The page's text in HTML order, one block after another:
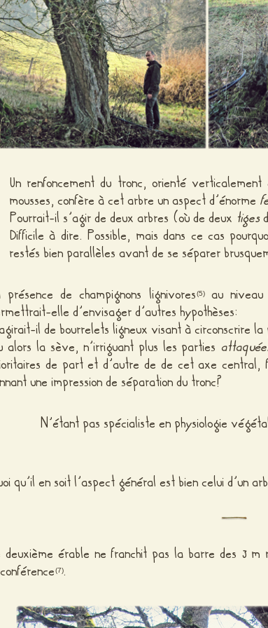
Un renfoncement du tronc, orienté
mousses, confère à cet arbre un aspect d’énorme
Pourrait-il s’agir de deux arbres (où de deux tiges
Difficile à dire. Possible, mais dans ce cas
restés bien parallèles avant de se séparer
présence de champignons lignivores(5)au
elle d’envisager d’autres hypothèses:
il de bourrelets ligneux visant à circonscrire la
alors la sève, n’irriguant plus les parties
de part et d’autre de de cet axe central,
une impression de séparation du tronc?
N’étant pas spécialiste en physiologie
qu’il en soit l’aspect général est bien celui d’un
deuxième érable ne franchit pas la barre des 3
(7).